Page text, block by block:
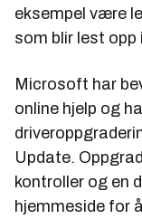
eksempel være
som blir lest opp
Microsoft har
online hjelp og
Update.
kontroller og en
hjemmeside for